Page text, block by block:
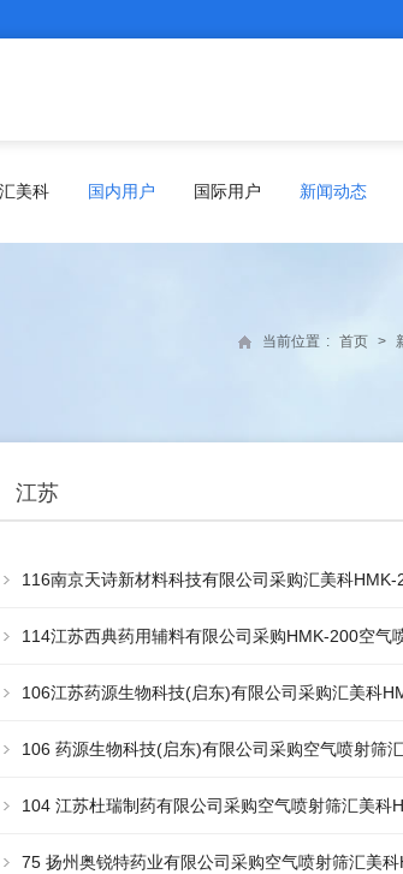
汇美科 国内用户 国际用户 新闻动态
当前位置 : 首页 >
江苏
116南京天诗新材料科技有限公司采购汇美科
114江苏西典药用辅料有限公司采购HMK-200空气
106江苏药源生物科技(启东)有限公司采购汇美科
106 药源生物科技(启东)有限公司采购空气喷射筛
104 江苏杜瑞制药有限公司采购空气喷射筛汇美科
75 扬州奥锐特药业有限公司采购空气喷射筛汇美